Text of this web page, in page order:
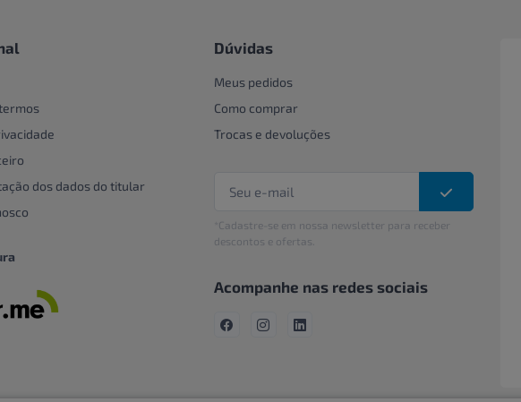
dos dados do titular
Dúvidas
Meus pedidos
Como comprar
Trocas e devoluções
*Cadastre-se em nossa newsletter para receber
descontos e ofertas.
Acompanhe nas redes sociais